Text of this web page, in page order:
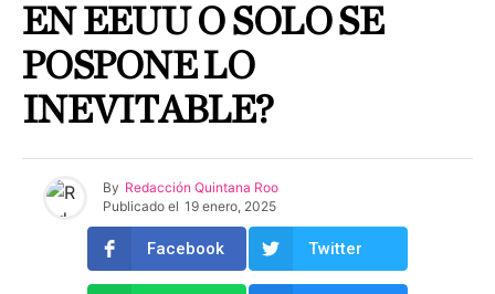
EN EEUU O SOLO SE
POSPONE LO
INEVITABLE?
By Redacción Quintana Roo
Publicado el 19 enero, 2025
Facebook Twitter